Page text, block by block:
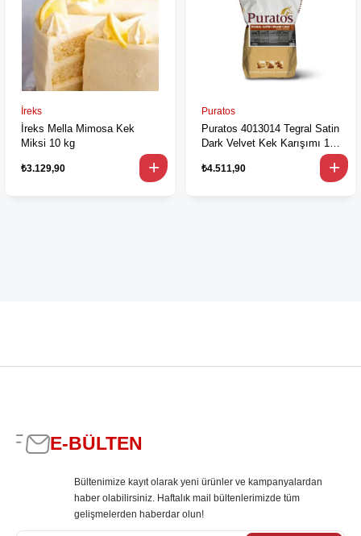
İreks
İreks Mella Mimosa Kek
Miksi 10 kg
₺3.129,90
Puratos
Puratos 4013014 Tegral Satin
Dark Velvet Kek Karışımı 10
₺4.511,90
E-BÜLTEN
Bültenimize kayıt olarak yeni ürünler ve kampanyalardan
haber olabilirsiniz. Haftalık mail bültenlerimizde tüm
gelişmelerden haberdar olun!